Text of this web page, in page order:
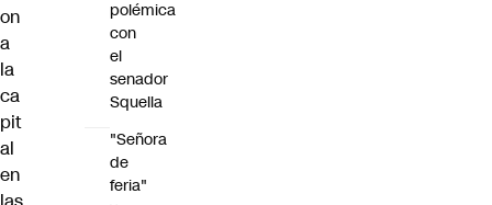
on
a
la
ca
pit
al
en
polémica
con
el
senador
Squella
"Señora
de
feria"